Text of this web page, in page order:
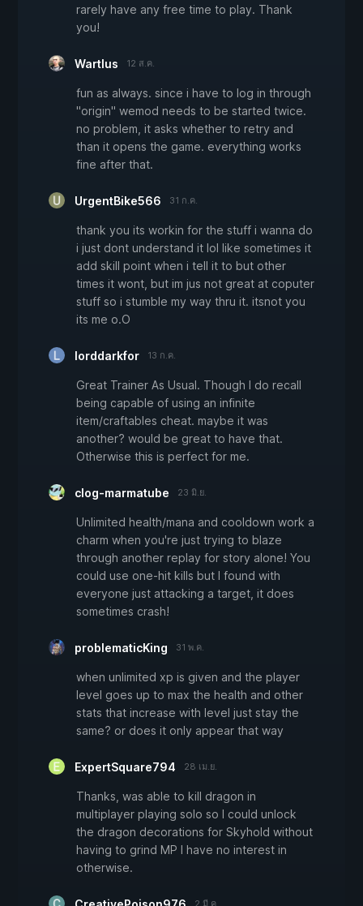
rarely have any free time to play. Thank
you!
Wartlus 12 ส.ค.
fun as always. since i have to log in through
"origin" wemod needs to be started twice.
no problem, it asks whether to retry and
than it opens the game. everything works
fine after that.
UrgentBike566 31 ก.ค.
thank you its workin for the stuff i wanna do
i just dont understand it lol like sometimes it
add skill point when i tell it to but other
times it wont, but im jus not great at coputer
stuff so i stumble my way thru it. itsnot you
its me o.O
lorddarkfor 13 ก.ค.
Great Trainer As Usual. Though I do recall
being capable of using an infinite
item/craftables cheat. maybe it was
another? would be great to have that.
Otherwise this is perfect for me.
clog-marmatube 23 มิ.ย.
Unlimited health/mana and cooldown work a
charm when you're just trying to blaze
through another replay for story alone! You
could use one-hit kills but I found with
everyone just attacking a target, it does
sometimes crash!
problematicKing 31 พ.ค.
when unlimited xp is given and the player
level goes up to max the health and other
stats that increase with level just stay the
same? or does it only appear that way
ExpertSquare794 28 เม.ย.
Thanks, was able to kill dragon in
multiplayer playing solo so I could unlock
the dragon decorations for Skyhold without
having to grind MP I have no interest in
otherwise.